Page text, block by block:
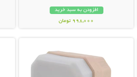
افزودن به سبد خرید
998,000 تومان